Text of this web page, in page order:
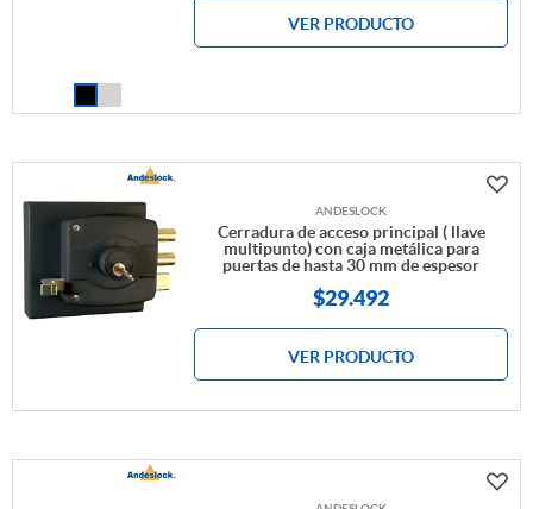
VER PRODUCTO
ANDESLOCK
Cerradura de acceso principal ( llave
multipunto) con caja metálica para
puertas de hasta 30 mm de espesor
$29.492
VER PRODUCTO